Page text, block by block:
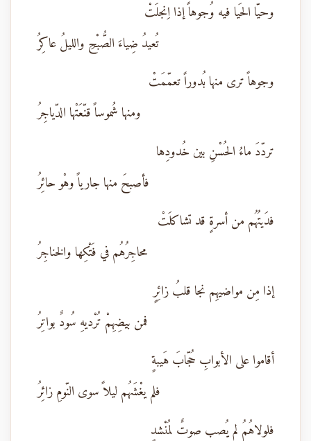
وحيّا الحَيا فيه وُجوهاً إذا اِنجلَتْ
تُعيدُ ضِياءَ الصُّبْحِ والليلُ عاكِرُ
وجوهاً ترى منها بُدوراً تعمّمَتْ
ومنها شُموساً قنّعَتْها الدّياجِرُ
تردّدَ ماءُ الحُسْنِ بين خُدودِها
فأصبحَ منها جارياً وهْو حائِرُ
فدَيتُهُم من أسرةٍ قد تشاكلَتْ
محاجِرُهُم في فَتْكِها والخناجِرُ
إذا مِن مواضيهِم نجا قلبُ زائِرٍ
فمن بيضِهِمْ تُرْديهِ سُودٌ بواتِرُ
أقاموا على الأبوابِ حُجّابَ هَيبةٍ
فلم يغْشَهُم ليلاً سوى النّومِ زائِرُ
فلولاهُمُ لم يُصب صوتٌ لمُنْشدٍ